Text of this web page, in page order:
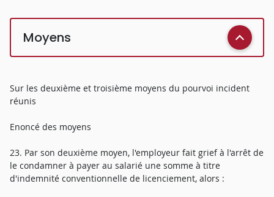
Moyens
Sur les deuxième et troisième moyens du pourvoi incident
réunis
Enoncé des moyens
23. Par son deuxième moyen, l'employeur fait grief à l'arrêt de
le condamner à payer au salarié une somme à titre
d'indemnité conventionnelle de licenciement, alors :